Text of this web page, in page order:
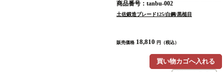
商品番号：tanbu-002
土佐鍛造ブレード125/白鋼/黒槌目
販売価格 18,810 円（税込）
買い物カゴへ入れる